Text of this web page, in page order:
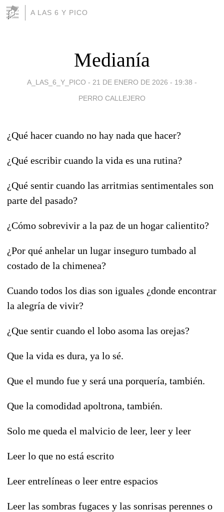
A LAS 6 Y PICO
Medianía
A_LAS_6_Y_PICO - 21 DE ENERO DE 2026 - 19:38 -
PERRO CALLEJERO
¿Qué hacer cuando no hay nada que hacer?
¿Qué escribir cuando la vida es una rutina?
¿Qué sentir cuando las arritmias sentimentales son
parte del pasado?
¿Cómo sobrevivir a la paz de un hogar calientito?
¿Por qué anhelar un lugar inseguro tumbado al
costado de la chimenea?
Cuando todos los dias son iguales ¿donde encontrar
la alegría de vivir?
¿Que sentir cuando el lobo asoma las orejas?
Que la vida es dura, ya lo sé.
Que el mundo fue y será una porquería, también.
Que la comodidad apoltrona, también.
Solo me queda el malvicio de leer, leer y leer
Leer lo que no está escrito
Leer entrelíneas o leer entre espacios
Leer las sombras fugaces y las sonrisas perennes o